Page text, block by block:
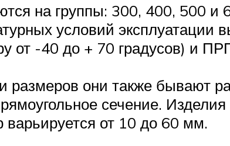
на группы: 300, 400, 500 и
условий
от -40 до + 70 градусов) и
они также бывают
сечение.
от 10 до 60 мм.